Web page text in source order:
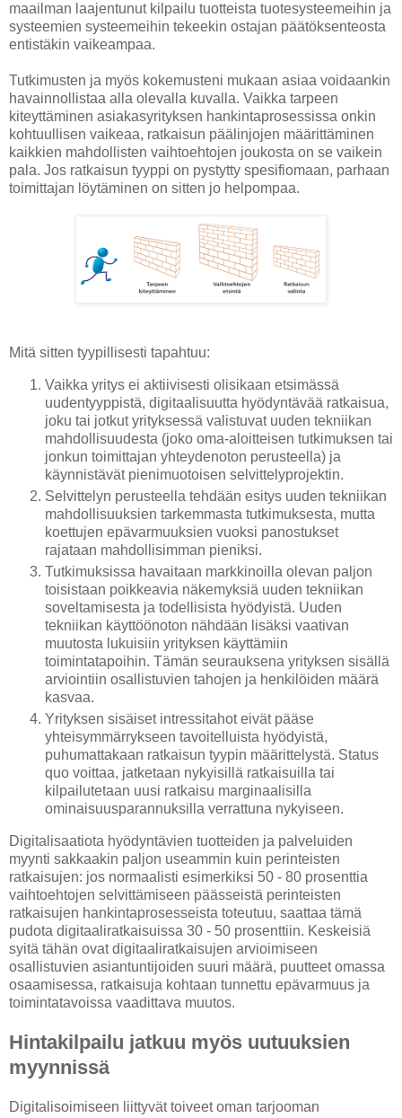
maailman laajentunut kilpailu tuotteista tuotesysteemeihin ja
systeemien systeemeihin tekeekin ostajan päätöksenteosta
entistäkin vaikeampaa.
Tutkimusten ja myös kokemusteni mukaan asiaa voidaankin
havainnollistaa alla olevalla kuvalla. Vaikka tarpeen
kiteyttäminen asiakasyrityksen hankintaprosessissa onkin
kohtuullisen vaikeaa, ratkaisun päälinjojen määrittäminen
kaikkien mahdollisten vaihtoehtojen joukosta on se vaikein
pala. Jos ratkaisun tyyppi on pystytty spesifiomaan, parhaan
toimittajan löytäminen on sitten jo helpompaa.
Mitä sitten tyypillisesti tapahtuu:
Vaikka yritys ei aktiivisesti olisikaan etsimässä
uudentyyppistä, digitaalisuutta hyödyntävää ratkaisua,
joku tai jotkut yrityksessä valistuvat uuden tekniikan
mahdollisuudesta (joko oma-aloitteisen tutkimuksen tai
jonkun toimittajan yhteydenoton perusteella) ja
käynnistävät pienimuotoisen selvittelyprojektin.
Selvittelyn perusteella tehdään esitys uuden tekniikan
mahdollisuuksien tarkemmasta tutkimuksesta, mutta
koettujen epävarmuuksien vuoksi panostukset
rajataan mahdollisimman pieniksi.
Tutkimuksissa havaitaan markkinoilla olevan paljon
toisistaan poikkeavia näkemyksiä uuden tekniikan
soveltamisesta ja todellisista hyödyistä. Uuden
tekniikan käyttöönoton nähdään lisäksi vaativan
muutosta lukuisiin yrityksen käyttämiin
toimintatapoihin. Tämän seurauksena yrityksen sisällä
arviointiin osallistuvien tahojen ja henkilöiden määrä
kasvaa.
Yrityksen sisäiset intressitahot eivät pääse
yhteisymmärrykseen tavoitelluista hyödyistä,
puhumattakaan ratkaisun tyypin määrittelystä. Status
quo voittaa, jatketaan nykyisillä ratkaisuilla tai
kilpailutetaan uusi ratkaisu marginaalisilla
ominaisuusparannuksilla verrattuna nykyiseen.
Digitalisaatiota hyödyntävien tuotteiden ja palveluiden
myynti sakkaakin paljon useammin kuin perinteisten
ratkaisujen: jos normaalisti esimerkiksi 50 - 80 prosenttia
vaihtoehtojen selvittämiseen päässeistä perinteisten
ratkaisujen hankintaprosesseista toteutuu, saattaa tämä
pudota digitaaliratkaisuissa 30 - 50 prosenttiin. Keskeisiä
syitä tähän ovat digitaaliratkaisujen arvioimiseen
osallistuvien asiantuntijoiden suuri määrä, puutteet omassa
osaamisessa, ratkaisuja kohtaan tunnettu epävarmuus ja
toimintatavoissa vaadittava muutos.
Hintakilpailu jatkuu myös uutuuksien
myynnissä
Digitalisoimiseen liittyvät toiveet oman tarjooman